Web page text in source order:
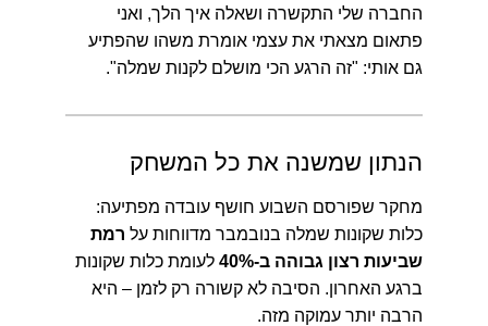
החברה שלי התקשרה ושאלה איך הלך, ואני
פתאום מצאתי את עצמי אומרת משהו שהפתיע
גם אותי: "זה הרגע הכי מושלם לקנות שמלה".
הנתון שמשנה את כל המשחק
מחקר שפורסם השבוע חושף עובדה מפתיעה:
כלות שקונות שמלה בנובמבר מדווחות על רמת
שביעות רצון גבוהה ב-40%
לעומת כלות שקונות
ברגע האחרון. הסיבה לא קשורה רק לזמן – היא
הרבה יותר עמוקה מזה.